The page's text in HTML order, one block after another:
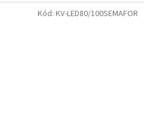
Kód: KV-LED80/100SEMAFOR